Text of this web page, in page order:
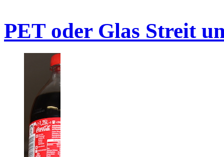
PET oder Glas Streit